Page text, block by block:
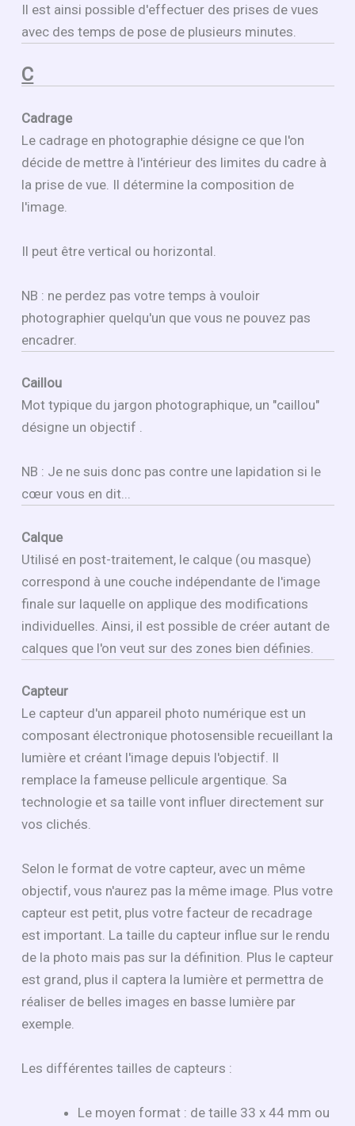
Il est ainsi possible d'effectuer des prises de vues
avec des temps de pose de plusieurs minutes.
C
Cadrage
Le cadrage en photographie désigne ce que l'on
décide de mettre à l'intérieur des limites du cadre à
la prise de vue. Il détermine la composition de
l'image.
Il peut être vertical ou horizontal.
NB : ne perdez pas votre temps à vouloir
photographier quelqu'un que vous ne pouvez pas
encadrer.
Caillou
Mot typique du jargon photographique, un "caillou"
désigne un objectif .
NB : Je ne suis donc pas contre une lapidation si le
cœur vous en dit...
Calque
Utilisé en post-traitement, le calque (ou masque)
correspond à une couche indépendante de l'image
finale sur laquelle on applique des modifications
individuelles. Ainsi, il est possible de créer autant de
calques que l'on veut sur des zones bien définies.
Capteur
Le capteur d'un appareil photo numérique est un
composant électronique photosensible recueillant la
lumière et créant l'image depuis l'objectif. Il
remplace la fameuse pellicule argentique. Sa
technologie et sa taille vont influer directement sur
vos clichés.
Selon le format de votre capteur, avec un même
objectif, vous n'aurez pas la même image. Plus votre
capteur est petit, plus votre facteur de recadrage
est important. La taille du capteur influe sur le rendu
de la photo mais pas sur la définition. Plus le capteur
est grand, plus il captera la lumière et permettra de
réaliser de belles images en basse lumière par
exemple.
Les différentes tailles de capteurs :
Le moyen format : de taille 33 x 44 mm ou